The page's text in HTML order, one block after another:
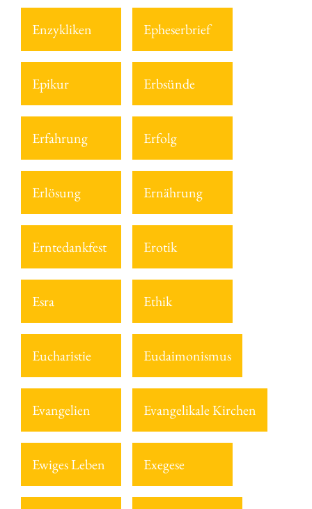
Enzykliken Epheserbrief
Epikur Erbsünde
Erfahrung Erfolg
Erlösung Ernährung
Erntedankfest Erotik
Esra Ethik
Eucharistie Eudaimonismus
Evangelien Evangelikale Kirchen
Ewiges Leben Exegese